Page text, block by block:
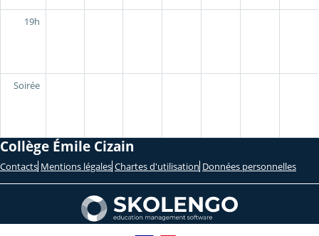
19h
Soirée
Collège Émile Cizain
Contacts Mentions légales Chartes d'utilisation Données personnelles